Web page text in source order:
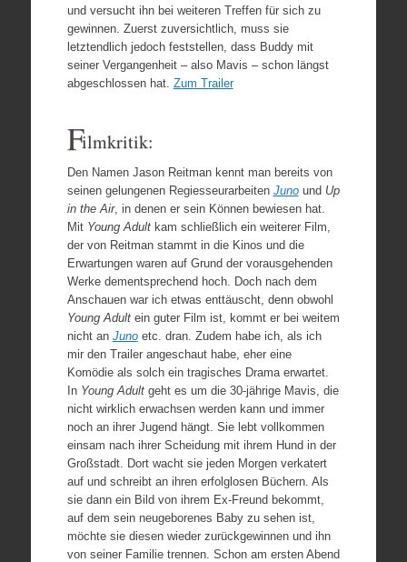
und versucht ihn bei weiteren Treffen für sich zu
gewinnen. Zuerst zuversichtlich, muss sie
letztendlich jedoch feststellen, dass Buddy mit
seiner Vergangenheit – also Mavis – schon längst
abgeschlossen hat. Zum Trailer
Filmkritik:
Den Namen Jason Reitman kennt man bereits von
seinen gelungenen Regiesseurarbeiten Junound Up
in the Air, in denen er sein Können bewiesen hat.
Mit Young Adultkam schließlich ein weiterer Film,
der von Reitman stammt in die Kinos und die
Erwartungen waren auf Grund der vorausgehenden
Werke dementsprechend hoch. Doch nach dem
Anschauen war ich etwas enttäuscht, denn obwohl
Young Adultein guter Film ist, kommt er bei weitem
nicht an Junoetc. dran. Zudem habe ich, als ich
mir den Trailer angeschaut habe, eher eine
Komödie als solch ein tragisches Drama erwartet.
In Young Adultgeht es um die 30-jährige Mavis, die
nicht wirklich erwachsen werden kann und immer
noch an ihrer Jugend hängt. Sie lebt vollkommen
einsam nach ihrer Scheidung mit ihrem Hund in der
Großstadt. Dort wacht sie jeden Morgen verkatert
auf und schreibt an ihren erfolglosen Büchern. Als
sie dann ein Bild von ihrem Ex-Freund bekommt,
auf dem sein neugeborenes Baby zu sehen ist,
möchte sie diesen wieder zurückgewinnen und ihn
von seiner Familie trennen. Schon am ersten Abend